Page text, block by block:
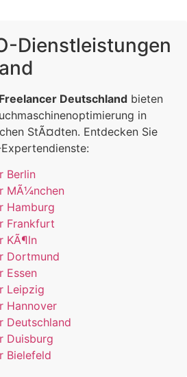
Dienstleistungen
Deutschland bieten
in
StÃ¤dten. Entdecken Sie
Berlin
MÃ¼nchen
Hamburg
Frankfurt
KÃ¶ln
Dortmund
Essen
Leipzig
Hannover
Deutschland
Duisburg
Bielefeld